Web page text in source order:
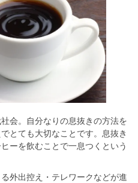
会。自分なりの息抜きの方法を
とても大切なことです。息抜き
ーを飲むことで一息つくという
外出控え・テレワークなどが進